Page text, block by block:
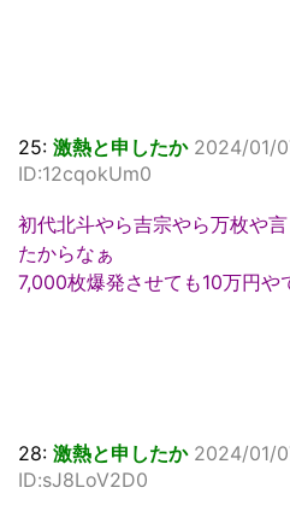
25: 激熱と申したか 2024/01/
ID:12cqokUm0
初代北斗やら吉宗やら万枚や
たからなぁ
7,000枚爆発させても10万円や
28: 激熱と申したか 2024/01/
ID:sJ8LoV2D0